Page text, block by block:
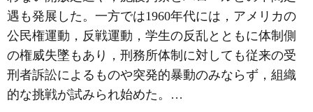
遇も発展した。一方では1960年代には，アメリカの
公民権運動，反戦運動，学生の反乱とともに体制側
の権威失墜もあり，刑務所体制に対しても従来の受
刑者訴訟によるものや突発的暴動のみならず，組織
的な挑戦が試みられ始めた。…